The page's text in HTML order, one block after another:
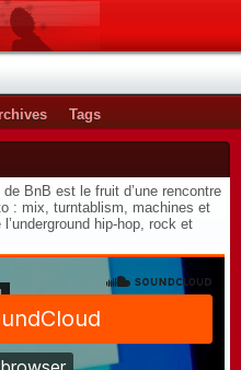
Tags
BnB est le fruit d’une rencontre
: mix, turntablism, machines et
hip-hop, rock et